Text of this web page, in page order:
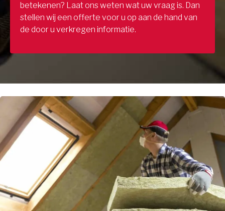
betekenen? Laat ons weten wat uw vraag is. Dan
stellen wij een offerte voor u op aan de hand van
de door u verkregen informatie.